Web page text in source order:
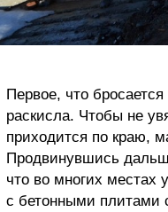
Первое, что
раскисла. Чтобы не
приходится по краю,
Продвинувшись
что во многих местах
с бетонными плитами